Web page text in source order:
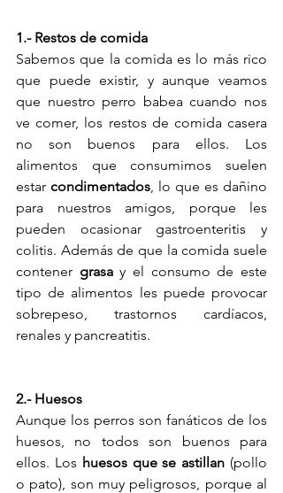
1.- Restos de comida
Sabemos que la comida es lo más rico
que puede existir, y aunque veamos
que nuestro perro babea cuando nos
ve comer, los restos de comida casera
no son buenos para ellos. Los
alimentos que consumimos suelen
estar condimentados, lo que es dañino
para nuestros amigos, porque les
pueden ocasionar gastroenteritis y
colitis. Además de que la comida suele
contener grasa y el consumo de este
tipo de alimentos les puede provocar
sobrepeso, trastornos cardíacos,
renales y pancreatitis.
2.- Huesos
Aunque los perros son fanáticos de los
huesos, no todos son buenos para
ellos. Los huesos que se astillan (pollo
o pato), son muy peligrosos, porque al